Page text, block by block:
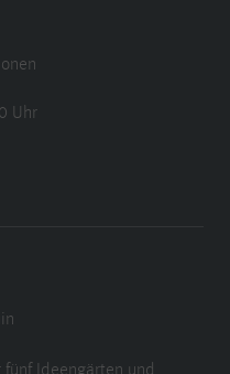
Uhr
fünf Ideengärten und